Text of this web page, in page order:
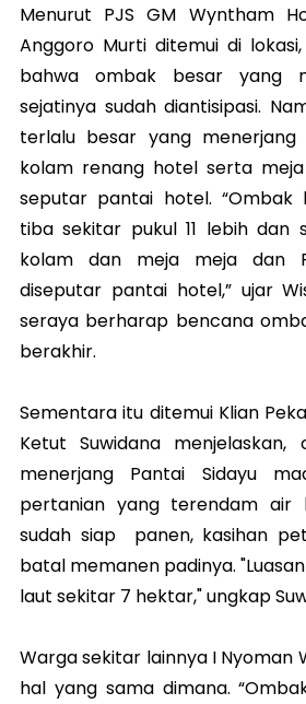
Menurut PJS GM Wyntham
Anggoro Murti ditemui di lokasi,
bahwa ombak besar yang
sejatinya sudah diantisipasi.
terlalu besar yang
kolam renang hotel serta
seputar pantai hotel.
tiba sekitar pukul 11 lebih dan
kolam dan meja meja dan
diseputar pantai hotel,” ujar
seraya berharap bencana
berakhir.
Sementara itu ditemui Klian
Ketut Suwidana
menerjang Pantai Sidayu
pertanian yang terendam air
sudah siap panen, kasihan
batal memanen padinya.
laut sekitar 7 hektar," ungkap
Warga sekitar lainnya I Nyoman
hal yang sama dimana.